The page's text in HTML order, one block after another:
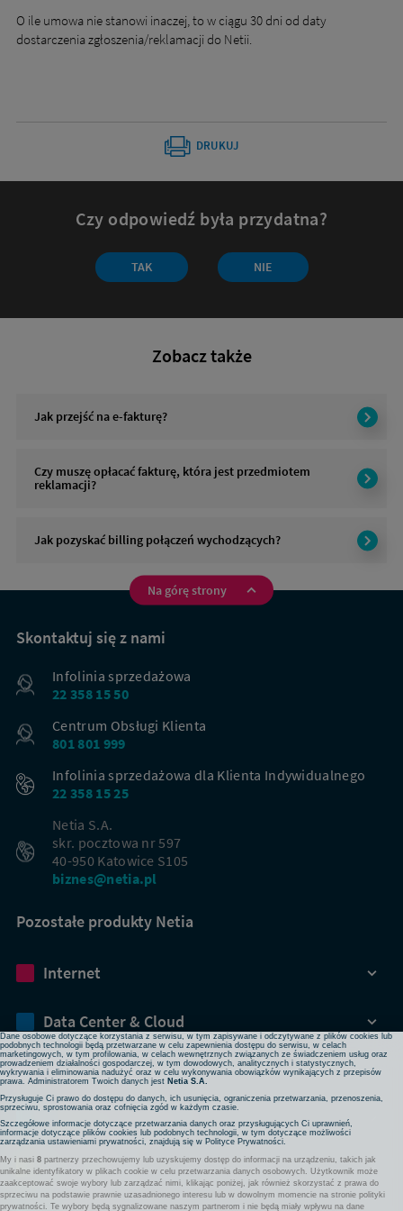
O ile umowa nie stanowi inaczej, to w ciągu 30 dni od daty
dostarczenia zgłoszenia/reklamacji do Netii.
DRUKUJ
Czy odpowiedź była przydatna?
TAK NIE
Zobacz także
Jak przejść na e-fakturę?
Czy muszę opłacać fakturę, która jest przedmiotem
reklamacji?
Jak pozyskać billing połączeń wychodzących?
Na górę strony
Skontaktuj się z nami
Infolinia sprzedażowa
22 358 15 50
Centrum Obsługi Klienta
801 801 999
Infolinia sprzedażowa dla Klienta Indywidualnego
22 358 15 25
Netia S.A.
skr. pocztowa nr 597
40-950 Katowice S105
biznes@netia.pl
Pozostałe produkty Netia
Internet
Data Center & Cloud
Bezpieczeństwo
Rozwiązania sieciowe
Komunikacja
My i nasi 8 partnerzy przechowujemy lub uzyskujemy dostęp do informacji na urządzeniu, takich jak
unikalne identyfikatory w plikach cookie w celu przetwarzania danych osobowych. Użytkownik może
zaakceptować swoje wybory lub zarządzać nimi, klikając poniżej, jak również skorzystać z prawa do
sprzeciwu na podstawie prawnie uzasadnionego interesu lub w dowolnym momencie na stronie polityki
prywatności. Te wybory będą sygnalizowane naszym partnerom i nie będą miały wpływu na dane
Używamy plików cookies lub podobnych technologii w celu zapewnienia Ci dostępu do serwisu,
usprawniania jego działania, profilowania i wyświetlania treści dopasowanych do Twoich potrzeb. W
może spowodować brak dostępu do niektórych funkcji serwisu.
Dane osobowe dotyczące korzystania z serwisu, w tym zapisywane i odczytywane z plików cookies lub
podobnych technologii będą przetwarzane w celu zapewnienia dostępu do serwisu, w celach
marketingowych, w tym profilowania, w celach wewnętrznych związanych ze świadczeniem usług oraz
prowadzeniem działalności gospodarczej, w tym dowodowych, analitycznych i statystycznych,
wykrywania i eliminowania nadużyć oraz w celu wykonywania obowiązków wynikających z przepisów
prawa. Administratorem Twoich danych jest Netia S.A.
Przysługuje Ci prawo do dostępu do danych, ich usunięcia, ograniczenia przetwarzania, przenoszenia,
sprzeciwu, sprostowania oraz cofnięcia zgód w każdym czasie.
Szczegółowe informacje dotyczące przetwarzania danych oraz przysługujących Ci uprawnień,
informacje dotyczące plików cookies lub podobnych technologii, w tym dotyczące możliwości
zarządzania ustawieniami prywatności, znajdują się w Polityce Prywatności.